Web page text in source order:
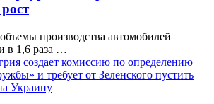
производства автомобилей
в 1,6 раза …